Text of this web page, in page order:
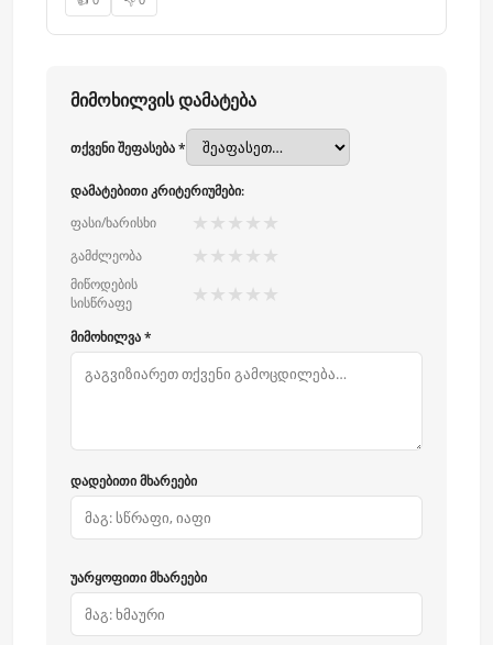
მიმოხილვის დამატება
თქვენი შეფასება *
დამატებითი კრიტერიუმები:
ფასი/ხარისხი
★ ★ ★ ★ ★
გამძლეობა ★ ★ ★ ★ ★
მიწოდების
სისწრაფე
★ ★ ★ ★ ★
მიმოხილვა *
დადებითი მხარეები
უარყოფითი მხარეები